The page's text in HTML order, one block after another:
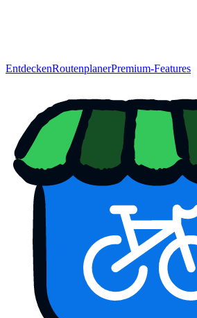
EntdeckenRoutenplanerPremium-Features